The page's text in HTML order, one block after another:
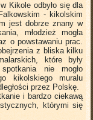
Kikole odbyło się dla
- kikolskim
jest dobrze znany w
młodzież mogła
o powstawaniu prac.
z bliska kilku
które były
nie mogło
kikolskiego muralu
przez Polskę.
i bardzo ciekawą
którymi się